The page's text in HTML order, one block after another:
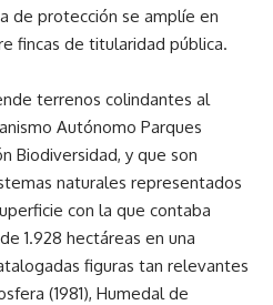
de protección se amplíe en
fincas de titularidad pública.
terrenos colindantes al
Autónomo Parques
Biodiversidad, y que son
naturales representados
con la que contaba
1.928 hectáreas en una
figuras tan relevantes
(1981), Humedal de